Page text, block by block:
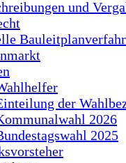
und
der
2026
2025